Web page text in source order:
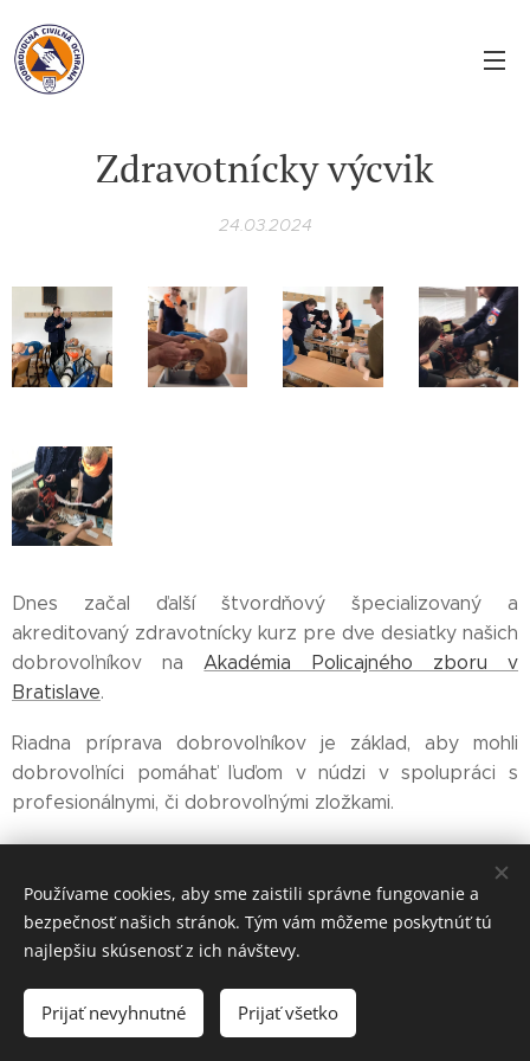
Zdravotnícky výcvik
24.03.2024
Dnes začal ďalší štvordňový špecializovaný a
akreditovaný zdravotnícky kurz pre dve desiatky našich
dobrovoľníkov naAkadémia Policajného zboru v
Bratislave.
Riadna príprava dobrovoľníkov je základ, aby mohli
dobrovoľníci pomáhať ľuďom v núdzi v spolupráci s
profesionálnymi, či dobrovoľnými zložkami.
Share
Cookies
Používame cookies, aby sme zaistili správne fungovanie a
bezpečnosť našich stránok. Tým vám môžeme poskytnúť tú
najlepšiu skúsenosť z ich návštevy.
Prijať nevyhnutné Prijať všetko